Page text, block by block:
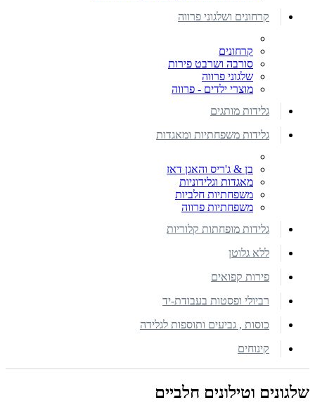
קרחונים ושלגוני פרווה
קרחונים
סורבה ושרבט פירות
שלגוני פרווה
מוצרי ילדים - פרווה
גלידות מותגים
גלידות משפחתיות ומאגדות
בן & ג'ריס והאגן דאז
מאגדות וגלידוניות
משפחתיות חלביות
משפחתיות פרווה
גלידות מופחתות קלוריות
ללא גלוטן
פירות קפואים
רביולי ופסטות בעבודת-יד
כוסות , גביעים ותוספות לגלידה
קינוחים
שלגונים וטילונים חלביים